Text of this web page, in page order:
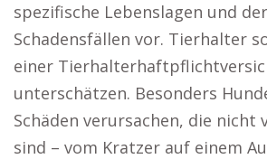
spezifische Lebenslagen und
Schadensfällen vor. Tierhalter
einer
unterschätzen. Besonders
Schäden verursachen, die nicht
sind – vom Kratzer auf einem